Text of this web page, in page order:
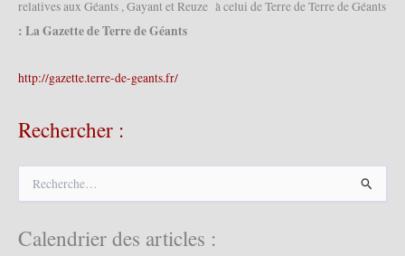
relatives aux Géants , Gayant et Reuze à celui de Terre de Terre de Géants
: La Gazette de Terre de Géants
http://gazette.terre-de-geants.fr/
Rechercher :
h
e
Calendrier des articles :